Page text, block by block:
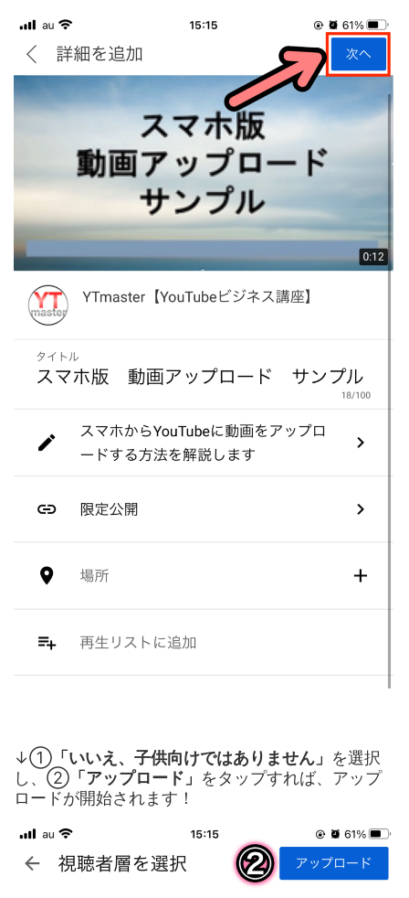
↓① 「いいえ、子供向けではありません」 を選択
し、② 「アップロード」 をタップすれば、アップ
ロードが開始されます！